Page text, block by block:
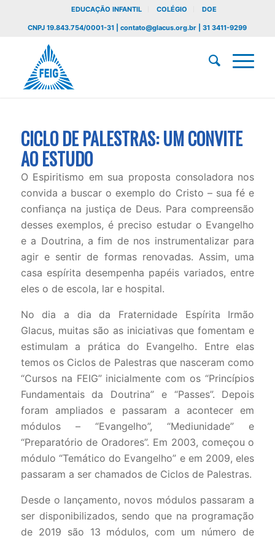
EDUCAÇÃO INFANTIL COLÉGIO DOE
CNPJ 19.843.754/0001-31 | contato@glacus.org.br | 31 3411-9299
CICLO DE PALESTRAS: UM CONVITE
AO ESTUDO
O Espiritismo em sua proposta consoladora nos
convida a buscar o exemplo do Cristo – sua fé e
confiança na justiça de Deus. Para compreensão
desses exemplos, é preciso estudar o Evangelho
e a Doutrina, a fim de nos instrumentalizar para
agir e sentir de formas renovadas. Assim, uma
casa espírita desempenha papéis variados, entre
eles o de escola, lar e hospital.
No dia a dia da Fraternidade Espírita Irmão
Glacus, muitas são as iniciativas que fomentam e
estimulam a prática do Evangelho. Entre elas
temos os Ciclos de Palestras que nasceram como
“Cursos na FEIG” inicialmente com os “Princípios
Fundamentais da Doutrina” e “Passes”. Depois
foram ampliados e passaram a acontecer em
módulos – “Evangelho”, “Mediunidade” e
“Preparatório de Oradores”. Em 2003, começou o
módulo “Temático do Evangelho” e em 2009, eles
passaram a ser chamados de Ciclos de Palestras.
Desde o lançamento, novos módulos passaram a
ser disponibilizados, sendo que na programação
de 2019 são 13 módulos, com um número de